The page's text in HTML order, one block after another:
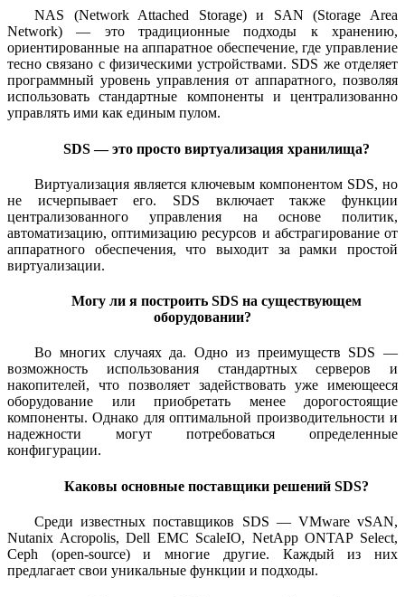
NAS (Network Attached Storage) и SAN (Storage Area
Network) — это традиционные подходы к хранению,
ориентированные на аппаратное обеспечение, где управление
тесно связано с физическими устройствами. SDS же отделяет
программный уровень управления от аппаратного, позволяя
использовать стандартные компоненты и централизованно
управлять ими как единым пулом.
SDS — это просто виртуализация хранилища?
Виртуализация является ключевым компонентом SDS, но
не исчерпывает его. SDS включает также функции
централизованного управления на основе политик,
автоматизацию, оптимизацию ресурсов и абстрагирование от
аппаратного обеспечения, что выходит за рамки простой
виртуализации.
Могу ли я построить SDS на существующем
оборудовании?
Во многих случаях да. Одно из преимуществ SDS —
возможность использования стандартных серверов и
накопителей, что позволяет задействовать уже имеющееся
оборудование или приобретать менее дорогостоящие
компоненты. Однако для оптимальной производительности и
надежности могут потребоваться определенные
конфигурации.
Каковы основные поставщики решений SDS?
Среди известных поставщиков SDS — VMware vSAN,
Nutanix Acropolis, Dell EMC ScaleIO, NetApp ONTAP Select,
Ceph (open-source) и многие другие. Каждый из них
предлагает свои уникальные функции и подходы.